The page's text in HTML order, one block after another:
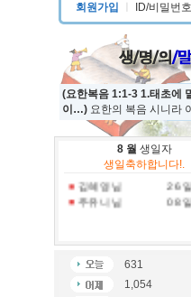
회원가입 ID/비밀번
(요한복음 1:1-3 1.태초에
이…) 요한의 복음 시니라
8 월 생일자
생일축하합니다!.
정규진 님
19 일
홍진국 님
31 일
김혜영 님
26 일
주유니 님
08 일
631
1,054